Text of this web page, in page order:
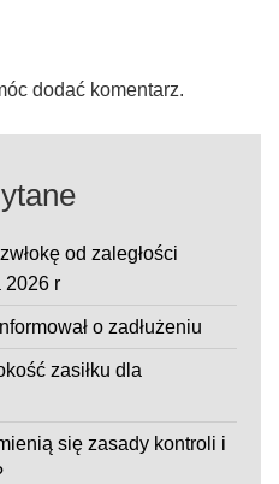
dodać komentarz.
od zaległości
2026 r
o zadłużeniu
zasiłku dla
się zasady kontroli i